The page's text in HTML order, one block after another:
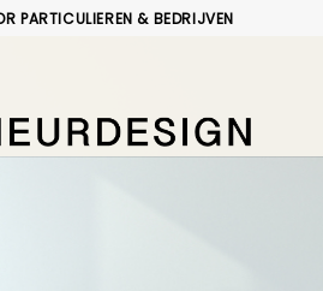
PARTICULIEREN & BEDRIJVEN